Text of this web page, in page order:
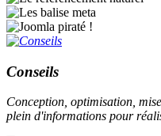
Conseils
Conception, optimisation,
plein d'informations pour